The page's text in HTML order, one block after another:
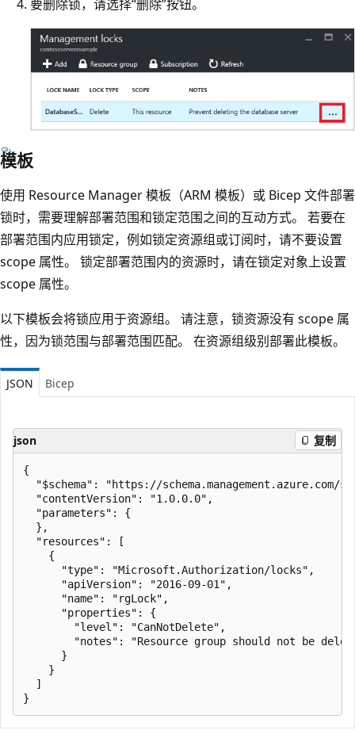
要删除锁，请选择“删除”按钮。
模板
使用 Resource Manager 模板（ARM 模板）或 Bicep 文件部署
锁时，需要理解部署范围和锁定范围之间的互动方式。 若要在
部署范围内应用锁定，例如锁定资源组或订阅时，请不要设置
scope 属性。 锁定部署范围内的资源时，请在锁定对象上设置
scope 属性。
以下模板会将锁应用于资源组。 请注意，锁资源没有 scope 属
性，因为锁范围与部署范围匹配。 在资源组级别部署此模板。
JSON Bicep
json 复制
{
"$schema": "https://schema.management.azure.com/
  "contentVersion": "1.0.0.0",
  "parameters": {
  },
  "resources": [
    {
      "type": "Microsoft.Authorization/locks",
      "apiVersion": "2016-09-01",
      "name": "rgLock",
      "properties": {
        "level": "CanNotDelete",
"notes": "Resource group should not be
      }
    }
  ]